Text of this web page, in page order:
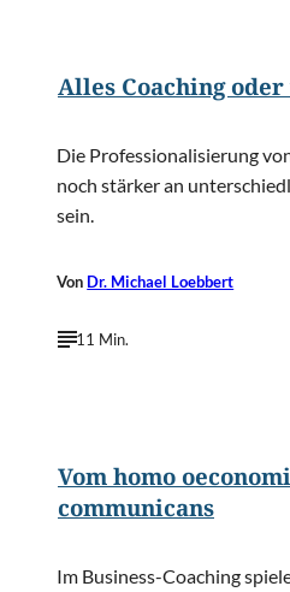
Alles Coaching oder
Die Professionalisierung
noch stärker an
sein.
Von Dr. Michael Loebbert
11 Min.
Vom homo
communicans
Im Business-Coaching